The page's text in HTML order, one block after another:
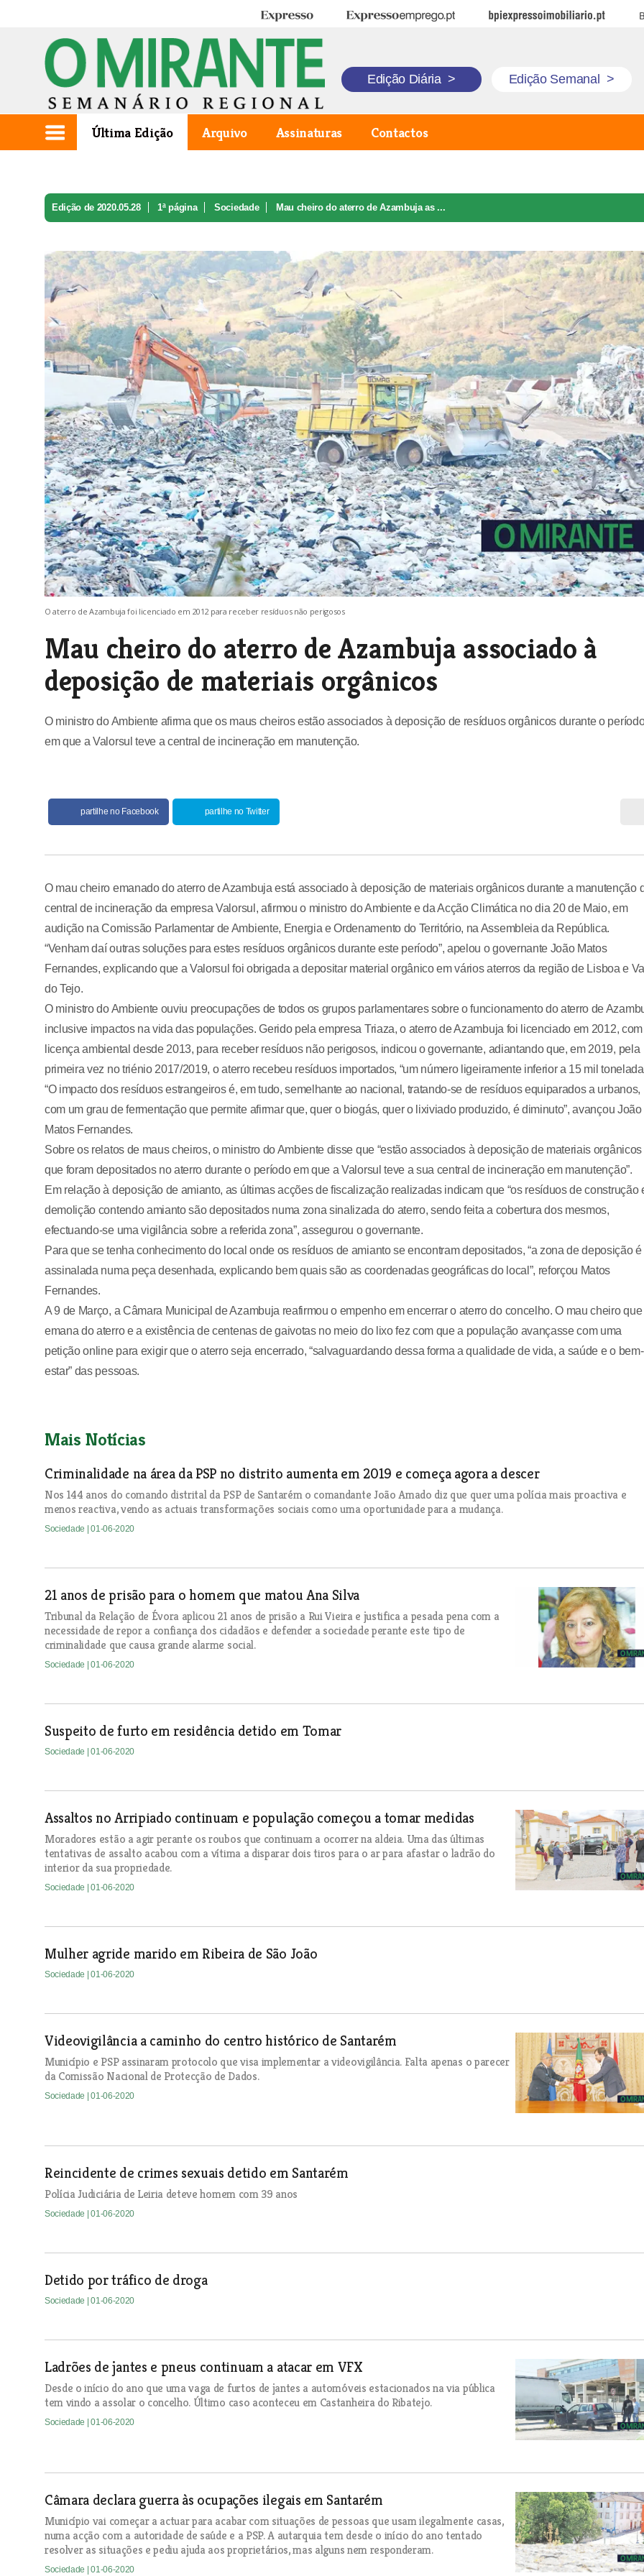
Expresso Expresso Emprego BPI Expresso Imobiliário
Edição Diária > Edição Semanal >
Última Edição Arquivo Assinaturas Contactos
Edição de 2020.05.28 1ª página Sociedade Mau cheiro do aterro de Azambuja as ...
O aterro de Azambuja foi licenciado em 2012 para receber resíduos não perigosos
Mau cheiro do aterro de Azambuja associado à
deposição de materiais orgânicos
O ministro do Ambiente afirma que os maus cheiros estão associados à deposição de resíduos orgânicos durante o
em que a Valorsul teve a central de incineração em manutenção.
partilhe no Facebook partilhe no Twitter
O mau cheiro emanado do aterro de Azambuja está associado à deposição de materiais orgânicos durante a manutenção
central de incineração da empresa Valorsul, afirmou o ministro do Ambiente e da Acção Climática no dia 20 de Maio, em
audição na Comissão Parlamentar de Ambiente, Energia e Ordenamento do Território, na Assembleia da República.
“Venham daí outras soluções para estes resíduos orgânicos durante este período”, apelou o governante João Matos
Fernandes, explicando que a Valorsul foi obrigada a depositar material orgânico em vários aterros da região de Lisboa e
do Tejo.
O ministro do Ambiente ouviu preocupações de todos os grupos parlamentares sobre o funcionamento do aterro de
inclusive impactos na vida das populações. Gerido pela empresa Triaza, o aterro de Azambuja foi licenciado em 2012, com
licença ambiental desde 2013, para receber resíduos não perigosos, indicou o governante, adiantando que, em 2019, pela
primeira vez no triénio 2017/2019, o aterro recebeu resíduos importados, “um número ligeiramente inferior a 15 mil
“O impacto dos resíduos estrangeiros é, em tudo, semelhante ao nacional, tratando-se de resíduos equiparados a urbanos,
com um grau de fermentação que permite afirmar que, quer o biogás, quer o lixiviado produzido, é diminuto”, avançou João
Matos Fernandes.
Sobre os relatos de maus cheiros, o ministro do Ambiente disse que “estão associados à deposição de materiais orgânicos
que foram depositados no aterro durante o período em que a Valorsul teve a sua central de incineração em manutenção”.
Em relação à deposição de amianto, as últimas acções de fiscalização realizadas indicam que “os resíduos de construção
demolição contendo amianto são depositados numa zona sinalizada do aterro, sendo feita a cobertura dos mesmos,
efectuando-se uma vigilância sobre a referida zona”, assegurou o governante.
Para que se tenha conhecimento do local onde os resíduos de amianto se encontram depositados, “a zona de deposição é
assinalada numa peça desenhada, explicando bem quais são as coordenadas geográficas do local”, reforçou Matos
Fernandes.
A 9 de Março, a Câmara Municipal de Azambuja reafirmou o empenho em encerrar o aterro do concelho. O mau cheiro que
emana do aterro e a existência de centenas de gaivotas no meio do lixo fez com que a população avançasse com uma
petição online para exigir que o aterro seja encerrado, “salvaguardando dessa forma a qualidade de vida, a saúde e o bem-
estar” das pessoas.
Mais Notícias
Criminalidade na área da PSP no distrito aumenta em 2019 e começa agora a descer
Nos 144 anos do comando distrital da PSP de Santarém o comandante João Amado diz que quer uma polícia mais proactiva e
menos reactiva, vendo as actuais transformações sociais como uma oportunidade para a mudança.
Sociedade | 01-06-2020
21 anos de prisão para o homem que matou Ana Silva
Tribunal da Relação de Évora aplicou 21 anos de prisão a Rui Vieira e justifica a pesada pena com a
necessidade de repor a confiança dos cidadãos e defender a sociedade perante este tipo de
criminalidade que causa grande alarme social.
Sociedade | 01-06-2020
Suspeito de furto em residência detido em Tomar
Sociedade | 01-06-2020
Assaltos no Arripiado continuam e população começou a tomar medidas
Moradores estão a agir perante os roubos que continuam a ocorrer na aldeia. Uma das últimas
tentativas de assalto acabou com a vítima a disparar dois tiros para o ar para afastar o ladrão do
interior da sua propriedade.
Sociedade | 01-06-2020
Mulher agride marido em Ribeira de São João
Sociedade | 01-06-2020
Videovigilância a caminho do centro histórico de Santarém
Município e PSP assinaram protocolo que visa implementar a videovigilância. Falta apenas o parecer
da Comissão Nacional de Protecção de Dados.
Sociedade | 01-06-2020
Reincidente de crimes sexuais detido em Santarém
Polícia Judiciária de Leiria deteve homem com 39 anos
Sociedade | 01-06-2020
Detido por tráfico de droga
Sociedade | 01-06-2020
Ladrões de jantes e pneus continuam a atacar em VFX
Desde o início do ano que uma vaga de furtos de jantes a automóveis estacionados na via pública
tem vindo a assolar o concelho. Último caso aconteceu em Castanheira do Ribatejo.
Sociedade | 01-06-2020
Câmara declara guerra às ocupações ilegais em Santarém
Município vai começar a actuar para acabar com situações de pessoas que usam ilegalmente casas,
numa acção com a autoridade de saúde e a PSP. A autarquia tem desde o início do ano tentado
resolver as situações e pediu ajuda aos proprietários, mas alguns nem responderam.
Sociedade | 01-06-2020